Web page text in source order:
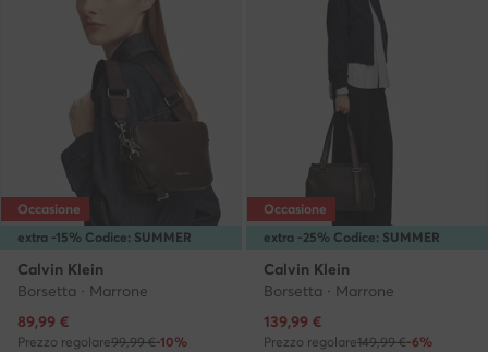
extra -15% Codice: SUMMER
Occasione
Calvin Klein
Borsetta · Marrone
Prezzo attuale
89,99 €
Prezzo regolare99,99 €-10%
extra -25% Codice: SUMMER
Occasione
Calvin Klein
Borsetta · Marrone
Prezzo attuale
139,99 €
Prezzo regolare149,99 €-6%